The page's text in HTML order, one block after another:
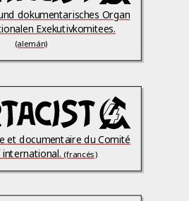
dokumentarisches Organ
Exekutivkomitees.
(alemán)
et documentaire du Comité
(francés)